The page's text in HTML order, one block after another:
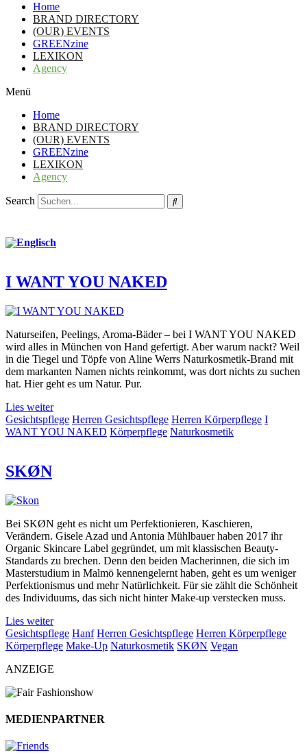
Home
BRAND DIRECTORY
(OUR) EVENTS
GREENzine
LEXIKON
Agency
Menü
Home
BRAND DIRECTORY
(OUR) EVENTS
GREENzine
LEXIKON
Agency
Search
I WANT YOU NAKED
Naturseifen, Peelings, Aroma-Bäder – bei I WANT YOU NAKED
wird alles in München von Hand gefertigt. Aber warum nackt? Weil
in die Tiegel und Töpfe von Aline Werrs Naturkosmetik-Brand mit
dem markanten Namen nichts reinkommt, was dort nichts zu suchen
hat. Hier geht es um Natur. Pur.
Lies weiter
Gesichtspflege Herren Gesichtspflege Herren Körperpflege I
WANT YOU NAKED Körperpflege Naturkosmetik
SKØN
Bei SKØN geht es nicht um Perfektionieren, Kaschieren,
Verändern. Gisele Azad und Antonia Mühlbauer haben 2017 ihr
Organic Skincare Label gegründet, um mit klassischen Beauty-
Standards zu brechen. Denn den beiden Macherinnen, die sich im
Masterstudium in Malmö kennengelernt haben, geht es um weniger
Perfektionismus und mehr Natürlichkeit. Für sie zählt die Schönheit
des Individuums, das sich nicht hinter Make-up verstecken muss.
Lies weiter
Gesichtspflege Hanf Herren Gesichtspflege Herren Körperpflege
Körperpflege Make-Up Naturkosmetik SKØN Vegan
ANZEIGE
MEDIENPARTNER